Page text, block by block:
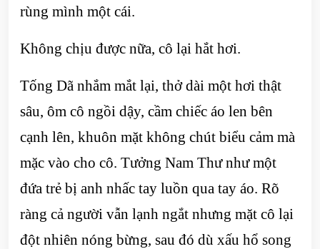
rùng mình một cái.
Không chịu được nữa, cô lại hắt hơi.
Tống Dã nhắm mắt lại, thở dài một hơi thật
sâu, ôm cô ngồi dậy, cầm chiếc áo len bên
cạnh lên, khuôn mặt không chút biểu cảm mà
mặc vào cho cô. Tưởng Nam Thư như một
đứa trẻ bị anh nhấc tay luồn qua tay áo. Rõ
ràng cả người vẫn lạnh ngắt nhưng mặt cô lại
đột nhiên nóng bừng, sau đó dù xấu hổ song